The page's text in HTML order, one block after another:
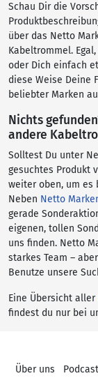
Schau Dir die
über das Netto
Kabeltrommel.
oder Dich einfach
diese Weise Deine
beliebter Marken
Nichts
andere
Solltest Du unter
gesuchtes Produkt
weiter oben, um es
Neben Netto
gerade
eigenen, tollen
uns finden. Netto
starkes Team –
Benutze unsere
Eine Übersicht aller
findest du nur bei
Über uns Podcast